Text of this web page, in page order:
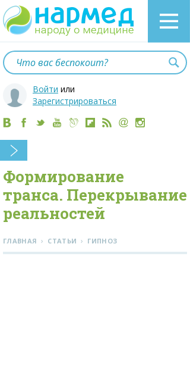
Войти или
Зарегистрироваться
Формирование
транса. Перекрывание
реальностей
ГЛАВНАЯ › СТАТЬИ › ГИПНОЗ